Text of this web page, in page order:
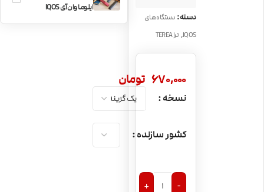
دسته: دستگاه های
IQOS
, ترا TEREA
670,000 تومان
نسخه
کشور سازنده
-
+
ایلوما وان آی IQOS
Iluma i One